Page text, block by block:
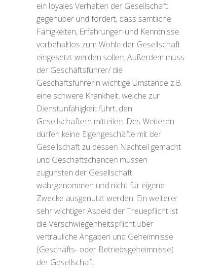
ein loyales Verhalten der Gesellschaft
gegenüber und fordert, dass sämtliche
Fähigkeiten, Erfahrungen und Kenntnisse
vorbehaltlos zum Wohle der Gesellschaft
eingesetzt werden sollen. Außerdem muss
der Geschäftsführer/ die
Geschäftsführerin wichtige Umstände z.B.
eine schwere Krankheit, welche zur
Dienstunfähigkeit führt, den
Gesellschaftern mitteilen. Des Weiteren
dürfen keine Eigengeschäfte mit der
Gesellschaft zu dessen Nachteil gemacht
und Geschäftschancen müssen
zugunsten der Gesellschaft
wahrgenommen und nicht für eigene
Zwecke ausgenutzt werden. Ein weiterer
sehr wichtiger Aspekt der Treuepflicht ist
die Verschwiegenheitspflicht über
vertrauliche Angaben und Geheimnisse
(Geschäfts- oder Betriebsgeheimnisse)
der Gesellschaft.